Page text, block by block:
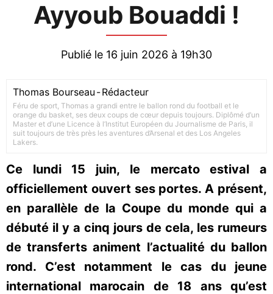
Ayyoub Bouaddi !
Publié le 16 juin 2026 à 19h30
Thomas Bourseau -Rédacteur
Féru de sport, Thomas a grandi entre le ballon rond du football et le
orange du basket, ses deux coups de cœur depuis toujours. Diplômé d’un
Master et d’une Licence à l’Institut Européen du Journalisme de Paris, il
suit toujours de très près les aventures d’Arsenal et des Los Angeles
Lakers.
Ce lundi 15 juin, le mercato estival a
officiellement ouvert ses portes. A présent,
en parallèle de la Coupe du monde qui a
débuté il y a cinq jours de cela, les rumeurs
de transferts animent l’actualité du ballon
rond. C’est notamment le cas du jeune
international marocain de 18 ans qu’est